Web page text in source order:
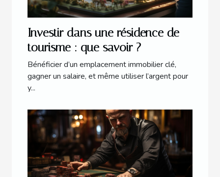
Investir dans une résidence de
tourisme : que savoir ?
Bénéficier d’un emplacement immobilier clé,
gagner un salaire, et même utiliser l’argent pour
y...